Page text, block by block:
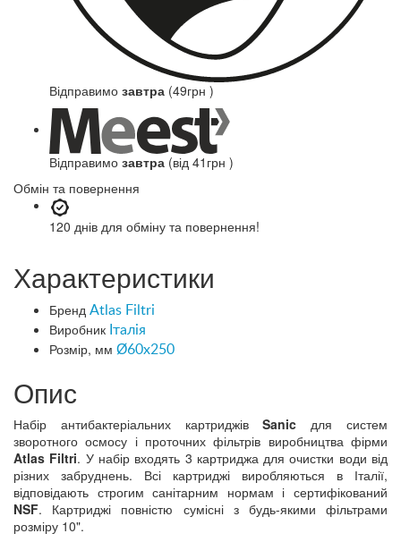
Відправимо завтра (49грн )
Відправимо завтра (від 41грн )
Обмін та повернення
120 днів для обміну та повернення!
Характеристики
Бренд Atlas Filtri
Виробник Італія
Розмір, мм Ø60x250
Опис
Набір антибактеріальних картриджівSanic для систем
зворотного осмосу і проточних фільтрів виробництва фірми
Atlas Filtri. У набір входять 3 картриджа для очистки води від
різних забруднень. Всі картриджі виробляються в Італії,
відповідають строгим санітарним нормам і сертифікований
NSF. Картриджі повністю сумісні з будь-якими фільтрами
розміру 10".